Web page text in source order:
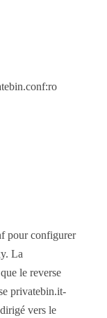
pour configurer
La
le reverse
privatebin.it-
vers le